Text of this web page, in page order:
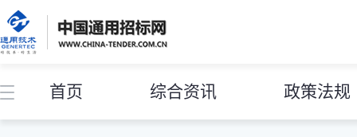
首页 综合资讯 政策法规